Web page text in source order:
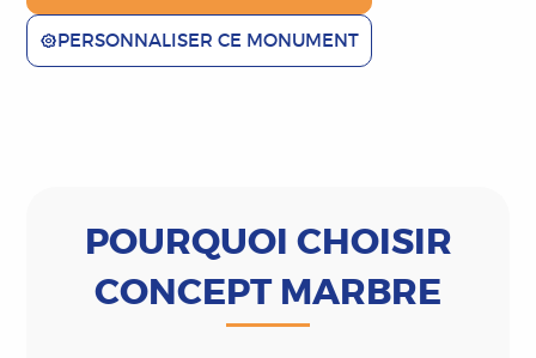
PERSONNALISER CE MONUMENT
POURQUOI CHOISIR
CONCEPT MARBRE